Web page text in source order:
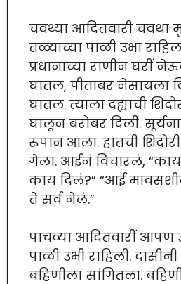
चवथ्या आदितवारी चवथा
तळ्याच्या पाळी उभा
प्रधानाच्या राणीनं घरीं
घातलं, पीतांबर नेसायला
घातलं. त्याला दह्याची
घालून बरोबर दिली.
रूपान आला. हातची
गेला. आईनं विचारलं, “काय
काय दिलं?” “आई
ते सर्व नेलं.”
पाचव्या आदितवारीं आपण
पाळी उभी राहिली.
बहिणीला सांगितला.